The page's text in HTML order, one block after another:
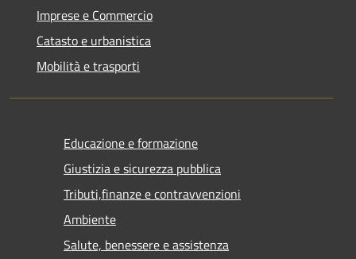
Imprese e Commercio
Catasto e urbanistica
Mobilità e trasporti
Educazione e formazione
Giustizia e sicurezza pubblica
Tributi,finanze e contravvenzioni
Ambiente
Salute, benessere e assistenza